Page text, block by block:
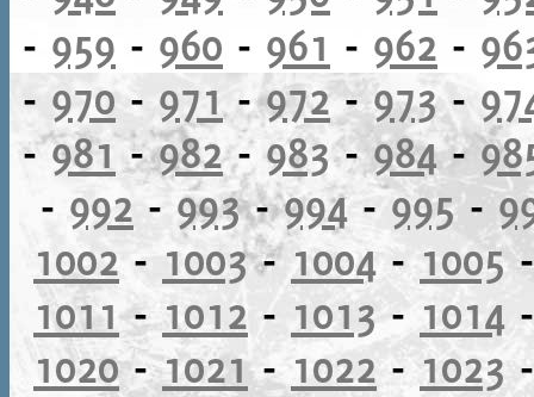
- 959 - 960 - 961 - 962 -
- 970 - 971 -972-973-
-981-982- 983-984-
- 992 - 993-994 -995-
1002 - 1003-1004- 1005
1011-1012 - 1013- 1014
1020-1021-1022- 1023